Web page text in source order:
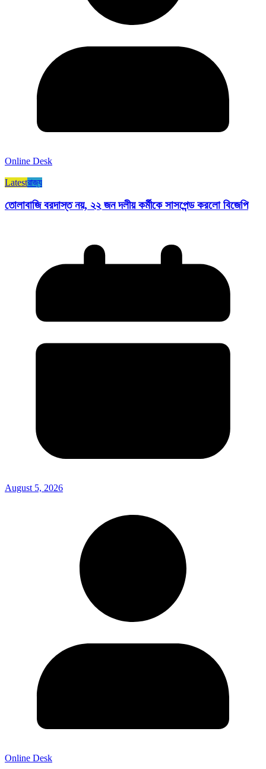
Online Desk
Latestরাজ্য​
তোলাবাজি বরদাস্ত নয়, ২২ জন দলীয় কর্মীকে সাসপেন্ড করলো বিজেপি
August 5, 2026
Online Desk